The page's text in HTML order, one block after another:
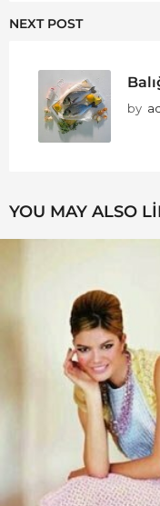
NEXT POST
by
YOU MAY ALSO